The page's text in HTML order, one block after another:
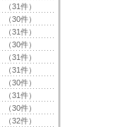
（31件）
（30件）
（31件）
（30件）
（31件）
（31件）
（30件）
（31件）
（30件）
（32件）